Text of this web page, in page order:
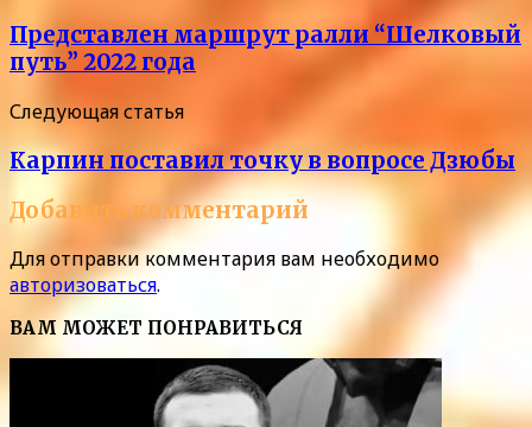
Представлен маршрут ралли “Шелковый
путь” 2022 года
Следующая статья
Карпин поставил точку в вопросе Дзюбы
Добавить комментарий
Для отправки комментария вам необходимо
авторизоваться.
ВАМ МОЖЕТ ПОНРАВИТЬСЯ